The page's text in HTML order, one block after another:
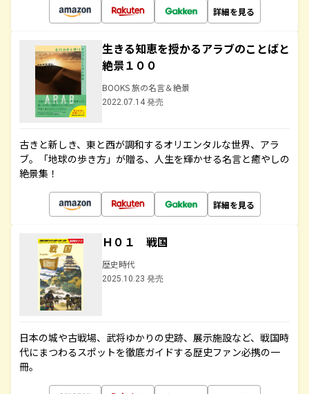
詳細を見る
生きる知恵を授かるアラブのことばと
絶景１００
BOOKS 旅の名言＆絶景
2022.07.14 発売
古きと新しき、東と西が調和するオリエンタルな世界、アラ
ブ。「地球の歩き方」が贈る、人生を輝かせる名言と癒やしの
絶景集！
詳細を見る
Ｈ０１ 戦国
歴史時代
2025.10.23 発売
日本の城や古戦場、武将ゆかりの史跡、展示施設など、戦国時
代にまつわるスポットを徹底ガイドする歴史ファン必携の一
冊。